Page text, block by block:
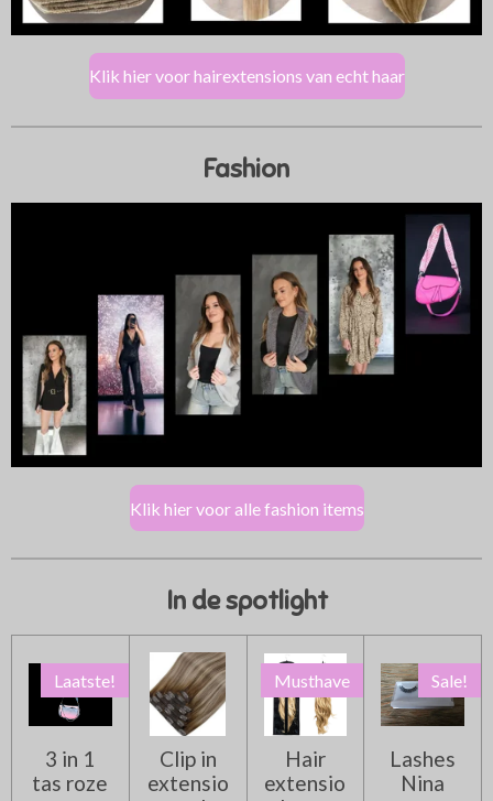
Klik hier voor hairextensions van echt haar
Fashion
Klik hier voor alle fashion items
In de spotlight
Laatste!
3 in 1
tas roze
Clip in
extensio
Musthave
Hair
extensio
Sale!
Lashes
Nina